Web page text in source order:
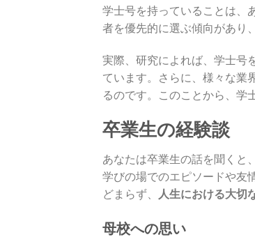
学士号を持っていることは、
者を優先的に選ぶ傾向があり
実際、研究によれば、学士号
ています。さらに、様々な業
るのです。このことから、学
卒業生の経験談
あなたは卒業生の話を聞くと
学びの場でのエピソードや友
どまらず、
人生における大切
母校への思い